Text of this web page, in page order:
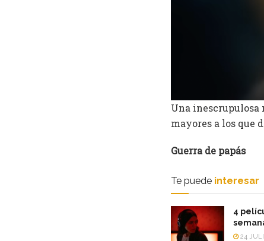
Una inescrupulosa
mayores a los que
Guerra de papás
Te puede interesar
4
24